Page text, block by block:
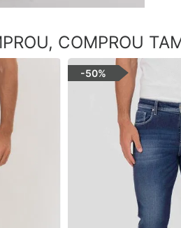
COMPROU
-50%